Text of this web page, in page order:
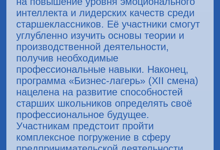
интеллекта и лидерских качеств среди
старшеклассников. Её участники смогут
углубленно изучить основы теории и
производственной деятельности,
получив необходимые
профессиональные навыки. Наконец,
программа «Бизнес-лагерь» (ХII смена)
нацелена на развитие способностей
старших школьников определять своё
профессиональное будущее.
Участникам предстоит пройти
комплексное погружение в сферу